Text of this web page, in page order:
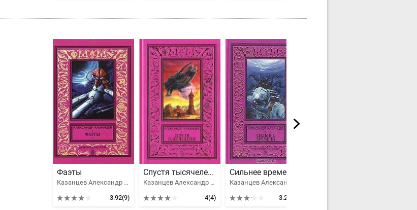
Фаэты
Казанцев Александр Петрович
3.92(9)
Спустя тысячелетие
Казанцев Александр Петрович
4(4)
Сильнее времени
3.26